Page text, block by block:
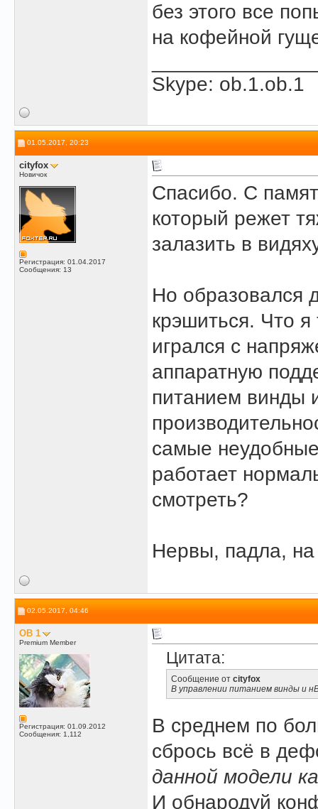
без этого все
на кофейной
Skype: ob.1.ob.1
01.05.2017, 20:23
cityfox
Новичок
Регистрация: 01.04.2017
Сообщения: 13
Спасибо. С
который режет
залазить в
Но образовался
крэшиться. Что
игрался с
аппаратную
питанием винды
самые
работает
смотреть?
Нервы, падла, на
02.05.2017, 04:46
OB 1
Premium Member
Регистрация: 01.09.2012
Сообщения: 1,112
Цитата:
Сообщение от cityfox
В управлении питанием винды и
В среднем по
сбрось всё в
данной модели
И обнародуй